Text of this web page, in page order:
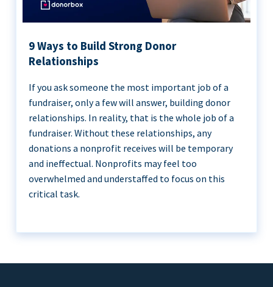
9 Ways to Build Strong Donor
Relationships
If you ask someone the most important job of a
fundraiser, only a few will answer, building donor
relationships. In reality, that is the whole job of a
fundraiser. Without these relationships, any
donations a nonprofit receives will be temporary
and ineffectual. Nonprofits may feel too
overwhelmed and understaffed to focus on this
critical task.